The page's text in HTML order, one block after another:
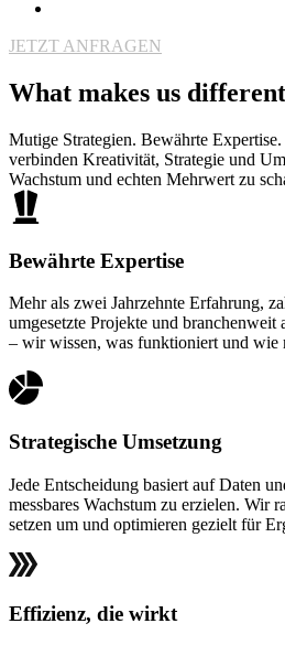
JETZT ANFRAGEN
What makes us
Mutige Strategien. Bewährte
verbinden Kreativität, Strategie und
Wachstum und echten Mehrwert zu
Bewährte Expertise
Mehr als zwei Jahrzehnte Erfahrung,
umgesetzte Projekte und branchenweit
– wir wissen, was funktioniert und wie
Strategische Umsetzung
Jede Entscheidung basiert auf Daten
messbares Wachstum zu erzielen. Wir
setzen um und optimieren gezielt für
Effizienz, die wirkt